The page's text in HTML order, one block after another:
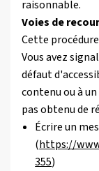
raisonnable.
Voies de
Cette
Vous avez
défaut
contenu ou à
pas obtenu de
Écrire un
(https://
355)